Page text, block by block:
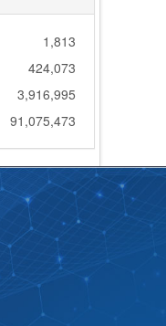
1,813
424,073
3,916,995
91,075,473